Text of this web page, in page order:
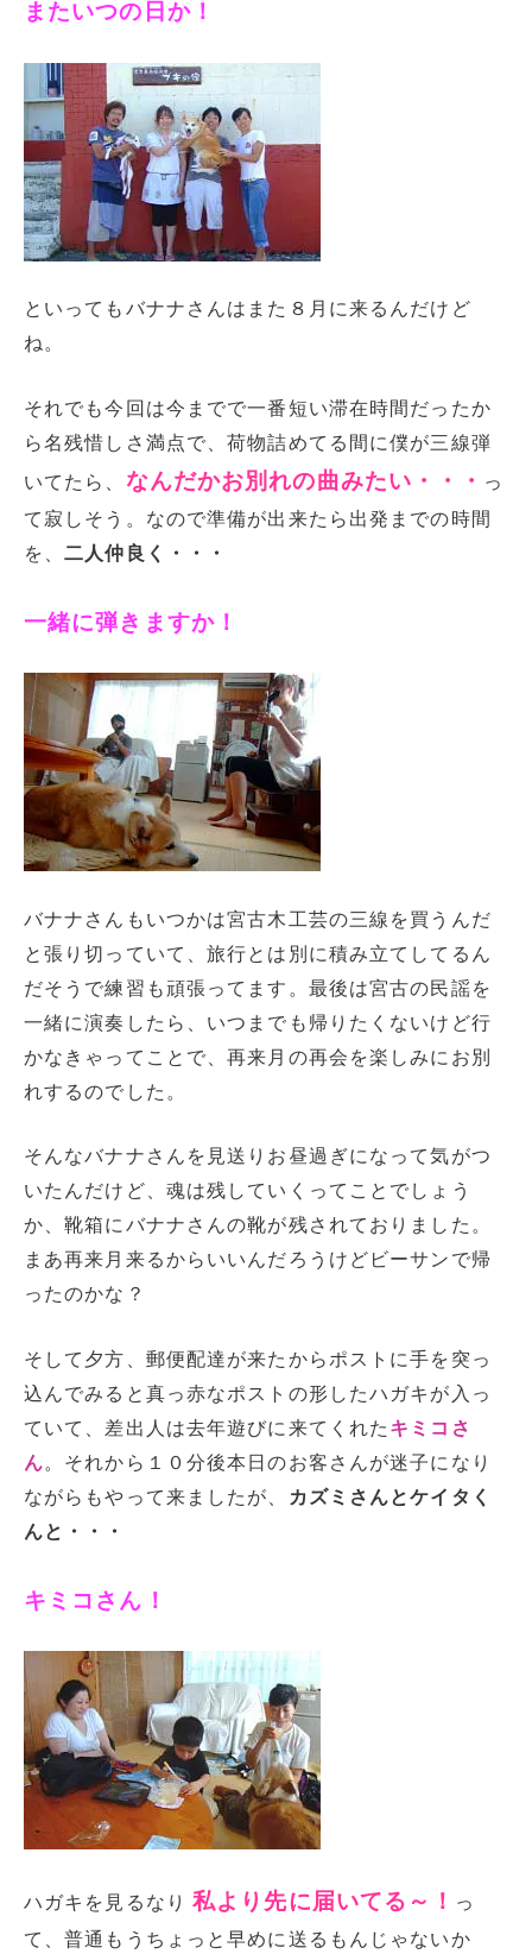
またいつの日か！
といってもバナナさんはまた８月に来るんだけど
ね。
それでも今回は今までで一番短い滞在時間だったか
ら名残惜しさ満点で、荷物詰めてる間に僕が三線弾
いてたら、 なんだかお別れの曲みたい・・・ っ
て寂しそう。なので準備が出来たら出発までの時間
を、二人仲良く・・・
一緒に弾きますか！
バナナさんもいつかは宮古木工芸の三線を買うんだ
と張り切っていて、旅行とは別に積み立てしてるん
だそうで練習も頑張ってます。最後は宮古の民謡を
一緒に演奏したら、いつまでも帰りたくないけど行
かなきゃってことで、再来月の再会を楽しみにお別
れするのでした。
そんなバナナさんを見送りお昼過ぎになって気がつ
いたんだけど、魂は残していくってことでしょう
か、靴箱にバナナさんの靴が残されておりました。
まあ再来月来るからいいんだろうけどビーサンで帰
ったのかな？
そして夕方、郵便配達が来たからポストに手を突っ
込んでみると真っ赤なポストの形したハガキが入っ
ていて、差出人は去年遊びに来てくれた キミコさ
ん。それから１０分後本日のお客さんが迷子になり
ながらもやって来ましたが、
カズミさんとケイタく
んと・・・
キミコさん！
ハガキを見るなり私より先に届いてる～！ っ
て、普通もうちょっと早めに送るもんじゃないか